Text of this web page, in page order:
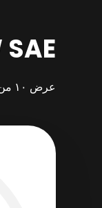
SAE ١٠W-٣٠ SL/CF (ACEA A٣/B٣)
عرض ⁦١٠⁩ من كل النتائج